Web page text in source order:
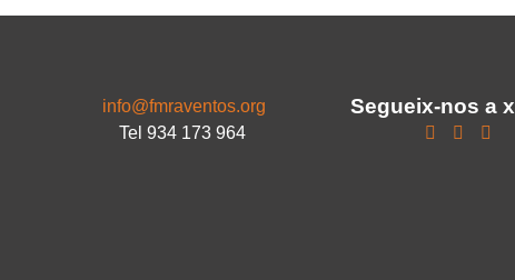
info@fmraventos.org
Tel 934 173 964
Segueix-nos a